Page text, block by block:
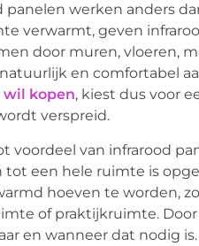
panelen werken anders
verwarmt, geven
door muren, vloeren,
en comfortabel
wil kopen, kiest dus voor
verspreid.
voordeel van infrarood
tot een hele ruimte is
hoeven te worden,
of praktijkruimte.
en wanneer dat nodig